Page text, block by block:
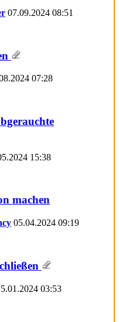
07.09.2024 08:51
07:28
15:38
machen
05.04.2024 09:19
03:53